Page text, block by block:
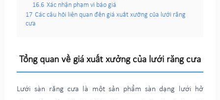
16.6 Xác nhận phạm vi báo giá
17 Các câu hỏi liên quan đến giá xuất xưởng của lưới răng
cưa
Tổng quan về giá xuất xưởng của lưới răng cưa
Lưới sàn răng cưa là một sản phẩm sàn dạng lưới hở